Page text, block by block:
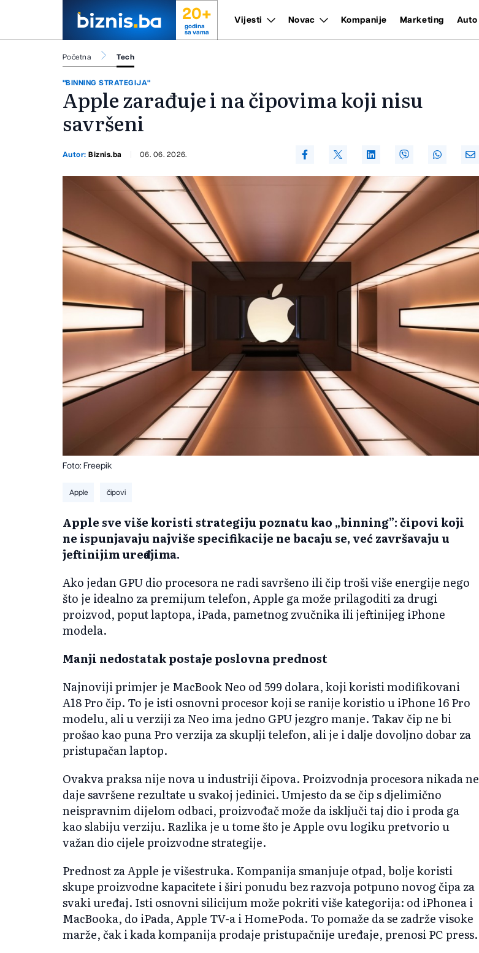
20+
godina
sa vama
Vijesti Novac Kompanije Marketing Auto
Početna Tech
"BINNING STRATEGIJA"
Apple zarađuje i na čipovima koji nisu
savršeni
Autor:Biznis.ba 06. 06. 2026.
Foto: Freepik
Apple čipovi
Apple sve više koristi strategiju poznatu kao „binning”: čipovi koji
ne ispunjavaju najviše specifikacije ne bacaju se, već završavaju u
jeftinijim uređajima.
Ako jedan GPU dio procesora ne radi savršeno ili čip troši više energije nego
što je idealno za premijum telefon, Apple ga može prilagoditi za drugi
proizvod, poput laptopa, iPada, pametnog zvučnika ili jeftinijeg iPhone
modela.
Manji nedostatak postaje poslovna prednost
Najnoviji primjer je MacBook Neo od 599 dolara, koji koristi modifikovani
A18 Pro čip. To je isti osnovni procesor koji se ranije koristio u iPhone 16 Pro
modelu, ali u verziji za Neo ima jedno GPU jezgro manje. Takav čip ne bi
prošao kao puna Pro verzija za skuplji telefon, ali je i dalje dovoljno dobar za
pristupačan laptop.
Ovakva praksa nije nova u industriji čipova. Proizvodnja procesora nikada ne
daje savršene rezultate u svakoj jedinici. Umjesto da se čip s djelimično
neispravnim dijelom odbaci, proizvođač može da isključi taj dio i proda ga
kao slabiju verziju. Razlika je u tome što je Apple ovu logiku pretvorio u
važan dio cijele proizvodne strategije.
Prednost za Apple je višestruka. Kompanija smanjuje otpad, bolje koristi
skupe proizvodne kapacitete i širi ponudu bez razvoja potpuno novog čipa za
svaki uređaj. Isti osnovni silicijum može pokriti više kategorija: od iPhonea i
MacBooka, do iPada, Apple TV-a i HomePoda. To pomaže da se zadrže visoke
marže, čak i kada kompanija prodaje pristupačnije uređaje, prenosi PC press.